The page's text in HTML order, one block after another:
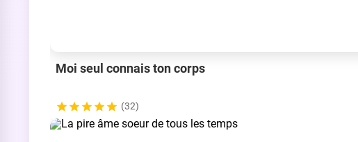
Moi seul connais ton corps
(32)